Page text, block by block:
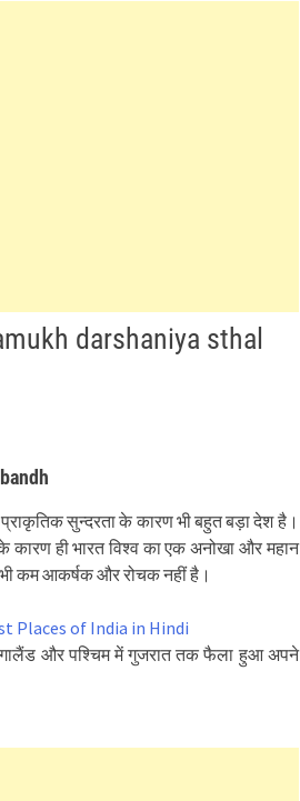
darshaniya sthal
सुन्दरता के कारण भी बहुत बड़ा देश है।
कारण ही भारत विश्व का एक अनोखा और महान
भी कम आकर्षक और रोचक नहीं है।
और पश्चिम में गुजरात तक फैला हुआ अपने